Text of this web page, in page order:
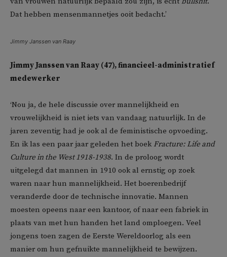
Dat hebben mensenmannetjes ooit bedacht.’
Jimmy Janssen van Raay
Jimmy Janssen van Raay (47), financieel-administratief
medewerker
‘Nou ja, de hele discussie over mannelijkheid en
vrouwelijkheid is niet iets van vandaag natuurlijk. In de
jaren zeventig had je ook al de feministische opvoeding.
En ik las een paar jaar geleden het boek Fracture: Life and
Culture in the West 1918-1938. In de proloog wordt
uitgelegd dat mannen in 1910 ook al ernstig op zoek
waren naar hun mannelijkheid. Het boerenbedrijf
veranderde door de technische innovatie. Mannen
moesten opeens naar een kantoor, of naar een fabriek in
plaats van met hun handen het land omploegen. Veel
jongens toen zagen de Eerste Wereldoorlog als een
manier om hun gefnuikte mannelijkheid te bewijzen.